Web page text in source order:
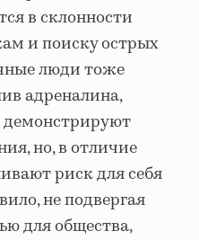
в склонности
и поиску острых
люди тоже
адреналина,
демонстрируют
но, в отличие
риск для себя
не подвергая
для общества,